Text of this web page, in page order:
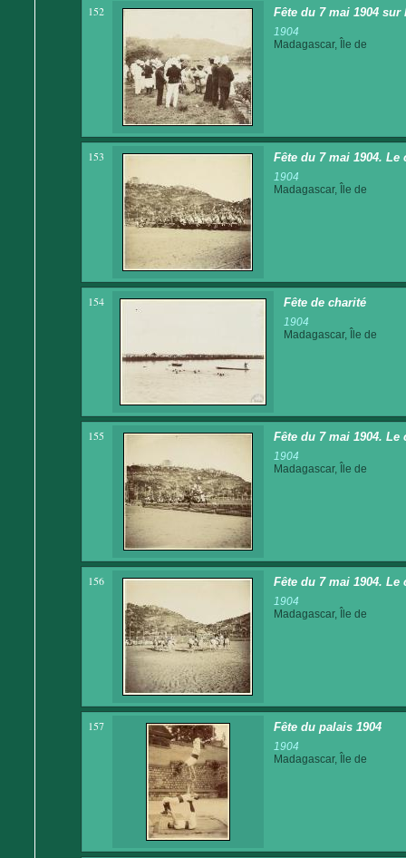
152 Fête du 7 mai 1904
1904
Madagascar, Île de
153 Fête du 7 mai 1904. Le
1904
Madagascar, Île de
154 Fête de charité
1904
Madagascar, Île de
155 Fête du 7 mai 1904. Le
1904
Madagascar, Île de
156 Fête du 7 mai 1904. Le
1904
Madagascar, Île de
157 Fête du palais 1904
1904
Madagascar, Île de